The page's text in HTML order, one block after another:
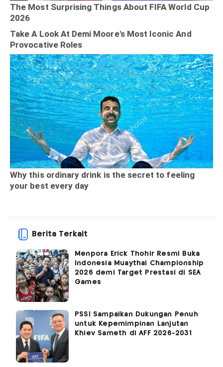
Berita Terkait
Menpora Erick Thohir Resmi Buka
Indonesia Muaythai Championship
2026 demi Target Prestasi di SEA
Games
PSSI Sampaikan Dukungan Penuh
untuk Kepemimpinan Lanjutan
Khiev Sameth di AFF 2026-2031